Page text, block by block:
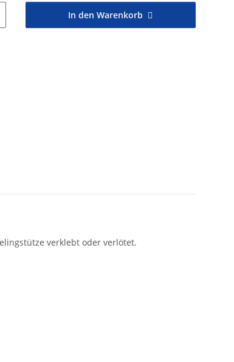
In den Warenkorb
verklebt oder verlötet.